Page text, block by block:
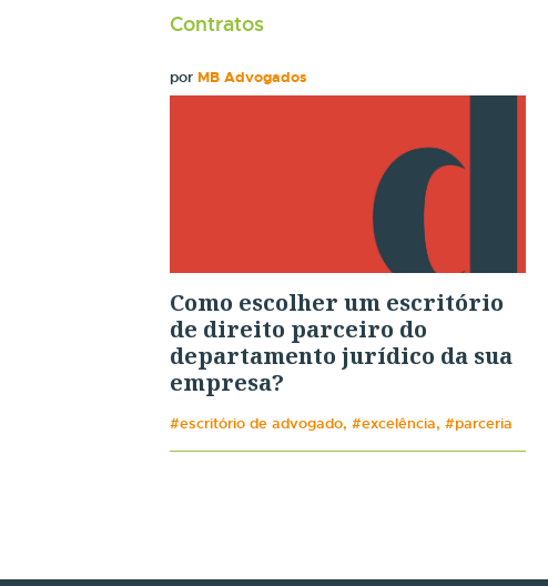
Contratos
por MB Advogados
Como escolher um escritório
de direito parceiro do
departamento jurídico da sua
empresa?
#escritório de advogado, #excelência, #parceria